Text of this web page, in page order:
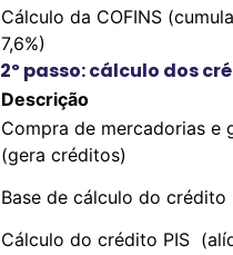
Cálculo da COFINS
7,6%)
2º passo: cálculo dos
Descrição
Compra de mercadorias e
(gera créditos)
Base de cálculo do crédito
Cálculo do crédito PIS